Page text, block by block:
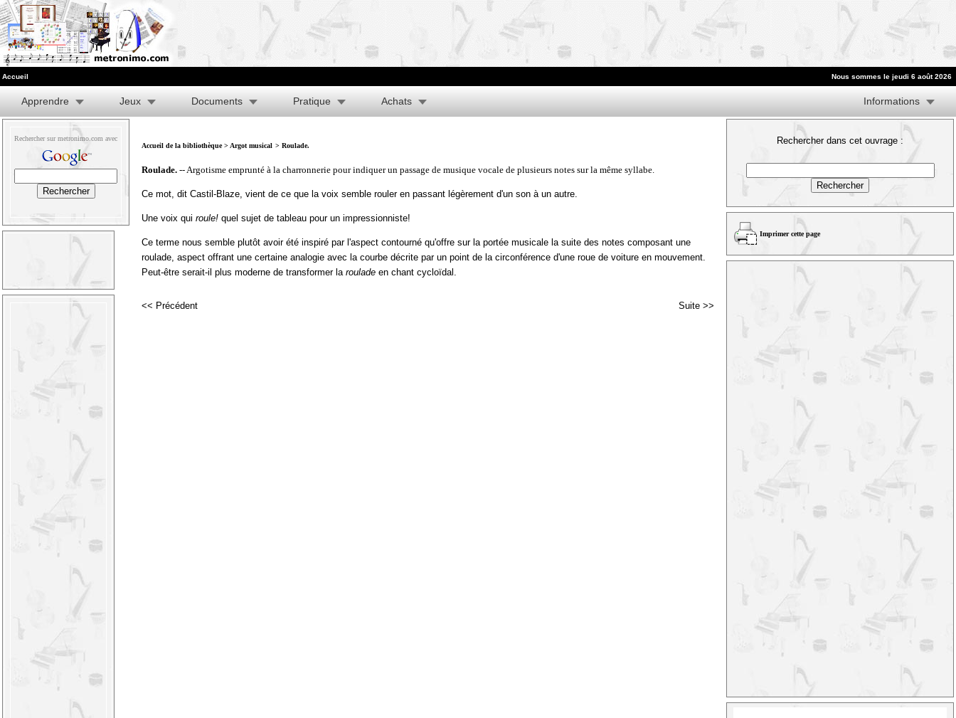
Accueil Nous sommes le jeudi 6 août 2026
Apprendre Jeux Documents Pratique Achats Informations
Rechercher sur metronimo.com avec
Accueil de la bibliothèque> Argot musical > Roulade.
Roulade. -- Argotisme emprunté à la charronnerie pour indiquer un passage de musique vocale de plusieurs notes sur la même syllabe.
Ce mot, dit Castil-Blaze, vient de ce que la voix semble rouler en passant légèrement d'un son à un autre.
Une voix qui roule! quel sujet de tableau pour un impressionniste!
Ce terme nous semble plutôt avoir été inspiré par l'aspect contourné qu'offre sur la portée musicale la suite des notes composant une
roulade, aspect offrant une certaine analogie avec la courbe décrite par un point de la circonférence d'une roue de voiture en mouvement.
Peut-être serait-il plus moderne de transformer la roulade en chant cycloïdal.
<< Précédent Suite >>
Rechercher dans cet ouvrage :
Imprimer cette page